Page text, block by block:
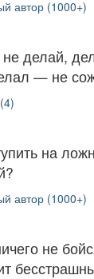
автор (1000+)
делай,
— не
на
автор (1000+)
не